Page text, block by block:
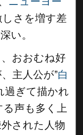
さを増す差
い。
おおむね好
主人公が”白
過ぎて描かれ
声も多く上
された人物